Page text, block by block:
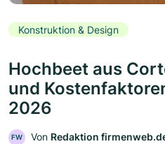
Konstruktion & Design
Hochbeet aus
und
2026
FW Von Redaktion